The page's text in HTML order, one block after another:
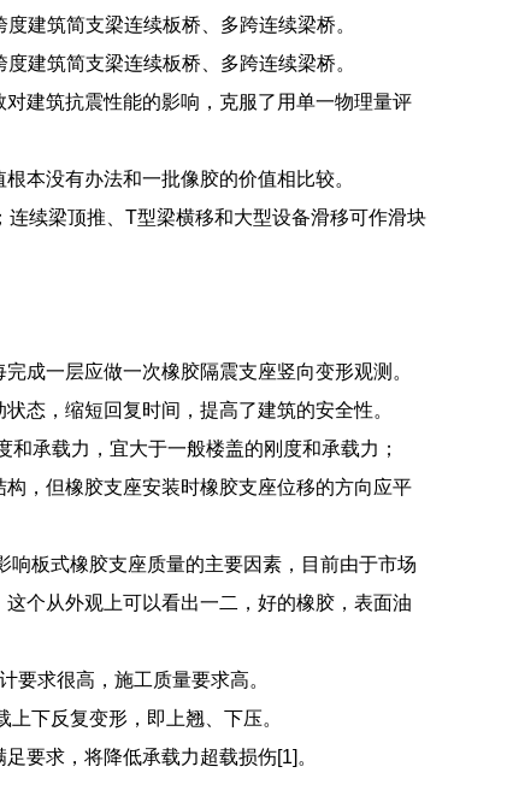
建筑简支梁连续板桥、多跨连续梁桥。
建筑简支梁连续板桥、多跨连续梁桥。
建筑抗震性能的影响，克服了用单一物理量评
本没有办法和一批像胶的价值相比较。
续梁顶推、T型梁横移和大型设备滑移可作滑块
成一层应做一次橡胶隔震支座竖向变形观测。
态，缩短回复时间，提高了建筑的安全性。
承载力，宜大于一般楼盖的刚度和承载力；
，但橡胶支座安装时橡胶支座位移的方向应平
板式橡胶支座质量的主要因素，目前由于市场
个从外观上可以看出一二，好的橡胶，表面油
要求很高，施工质量要求高。
下反复变形，即上翘、下压。
要求，将降低承载力超载损伤[1]。